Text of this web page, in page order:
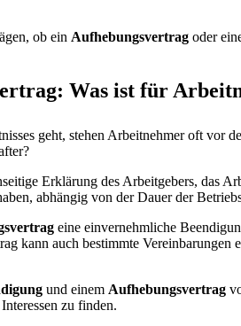
ob ein Aufhebungsvertrag oder
Was ist für
geht, stehen Arbeitnehmer oft vor
Erklärung des Arbeitgebers, das
abhängig von der Dauer der
eine einvernehmliche
kann auch bestimmte
und einem Aufhebungsvertrag
zu finden.